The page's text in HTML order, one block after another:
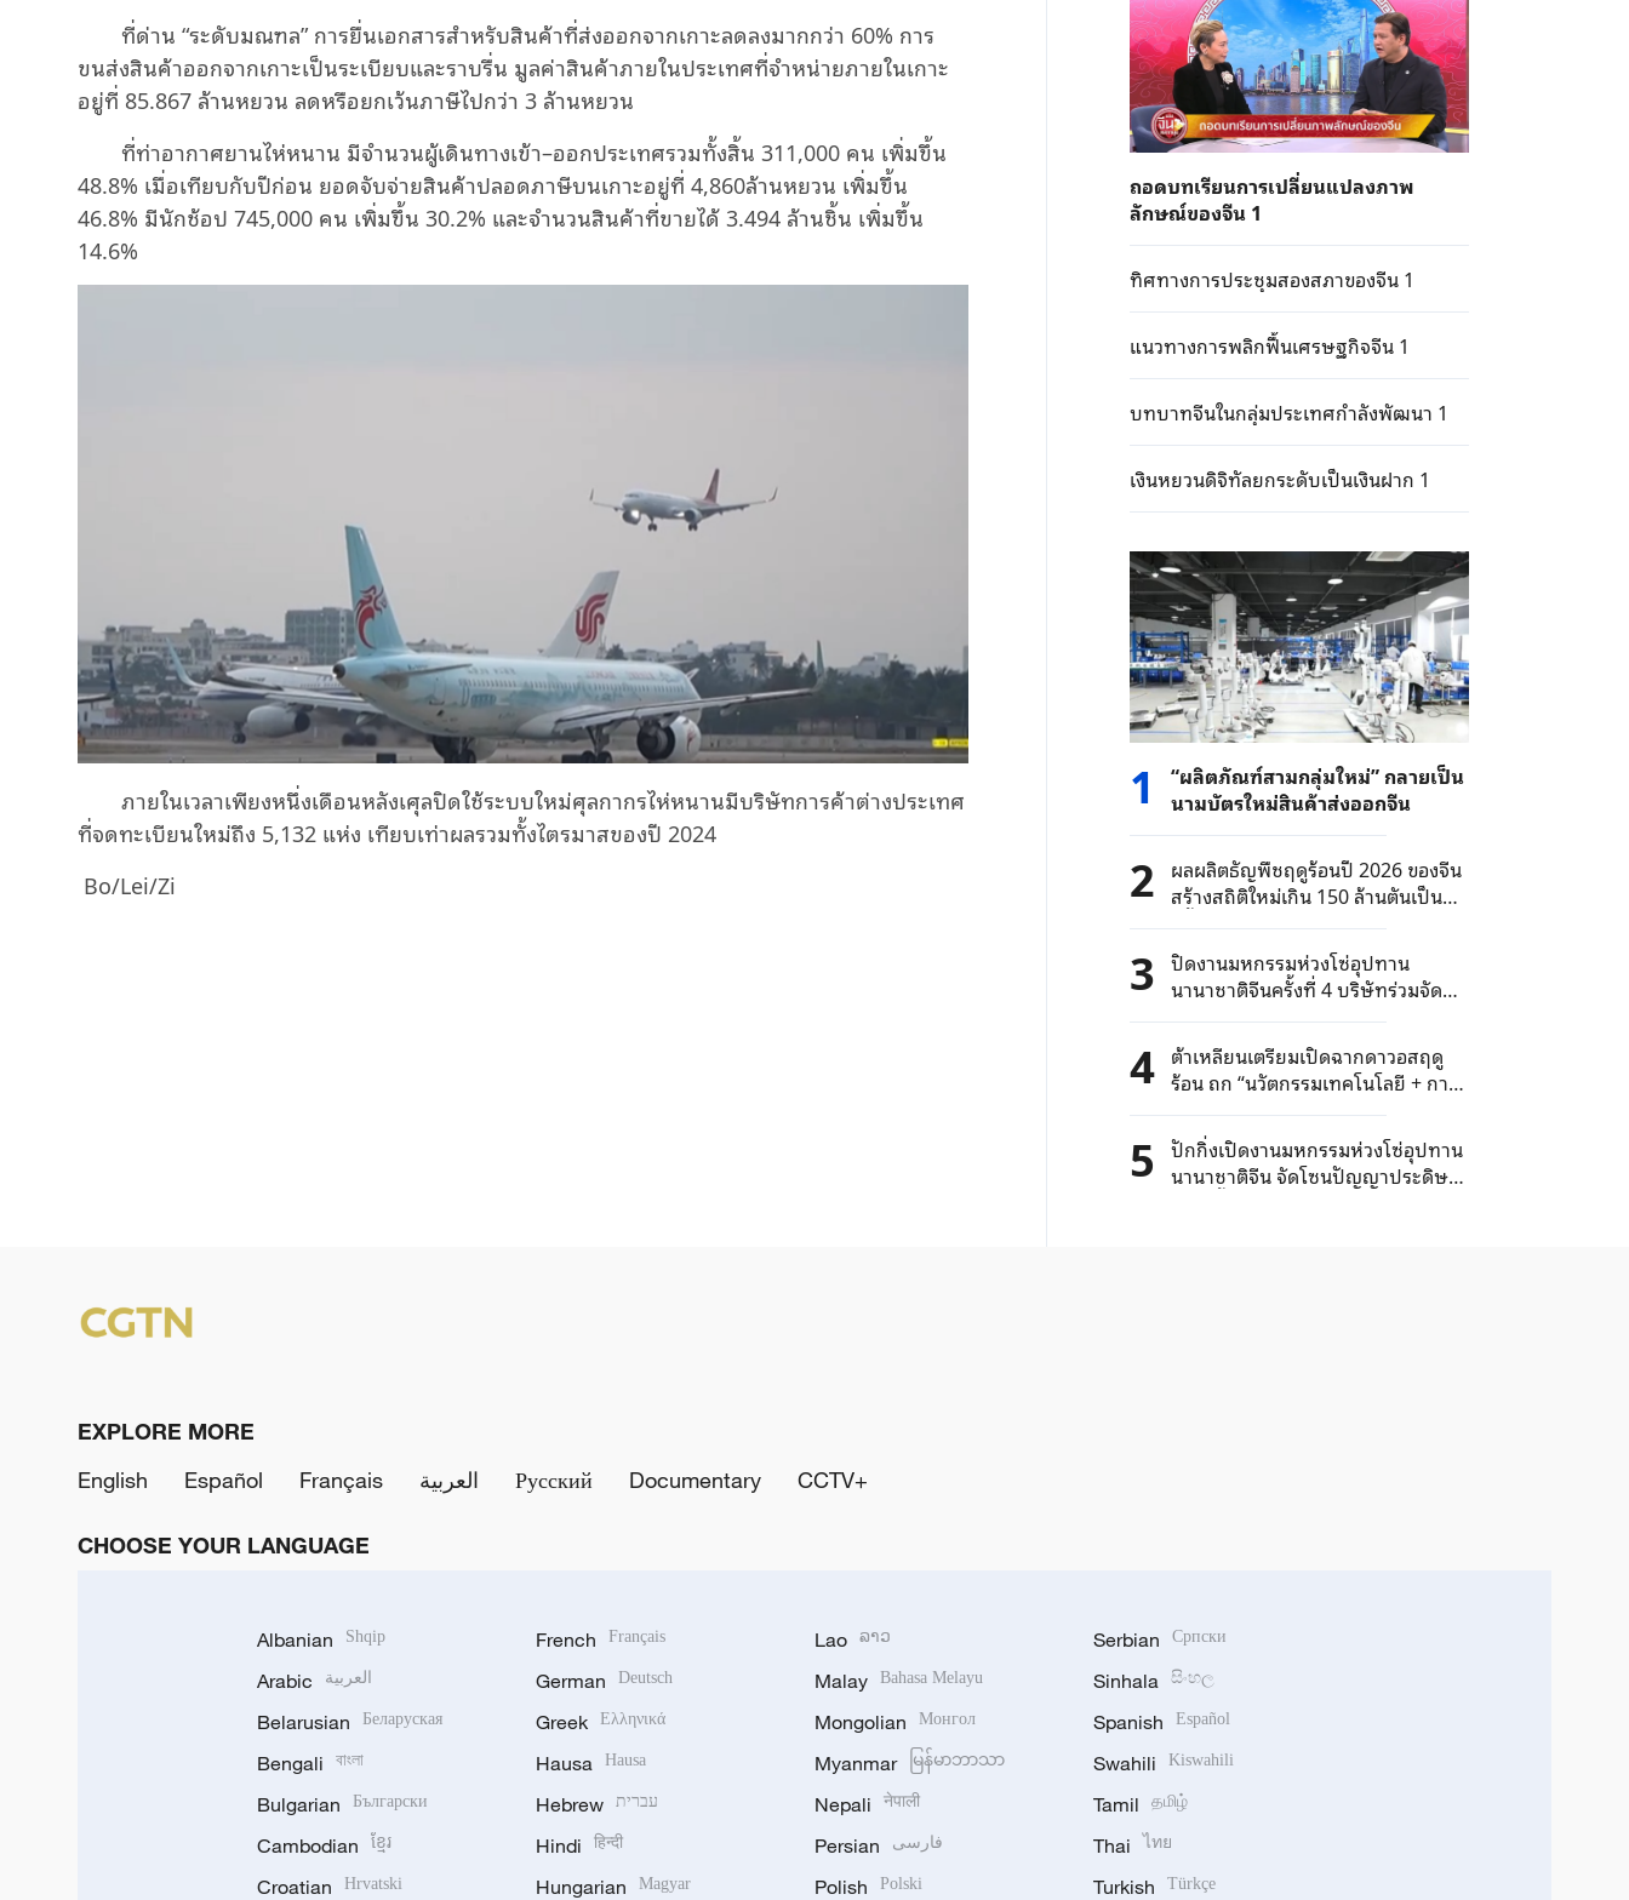
ที่ด่าน “ระดับมณฑล” การยื่นเอกสารสำหรับสินค้าที่ส่งออกจากเกาะลดลงมากกว่า 60% การ
ขนส่งสินค้าออกจากเกาะเป็นระเบียบและราบรื่น มูลค่าสินค้าภายในประเทศที่จำหน่ายภายในเกาะ
อยู่ที่ 85.867 ล้านหยวน ลดหรือยกเว้นภาษีไปกว่า 3 ล้านหยวน
ที่ท่าอากาศยานไห่หนาน มีจำนวนผู้เดินทางเข้า–ออกประเทศรวมทั้งสิ้น 311,000 คน เพิ่มขึ้น
48.8% เมื่อเทียบกับปีก่อน ยอดจับจ่ายสินค้าปลอดภาษีบนเกาะอยู่ที่ 4,860ล้านหยวน เพิ่มขึ้น
46.8% มีนักช้อป 745,000 คน เพิ่มขึ้น 30.2% และจำนวนสินค้าที่ขายได้ 3.494 ล้านชิ้น เพิ่มขึ้น
14.6%
ภายในเวลาเพียงหนึ่งเดือนหลังเศุลปิดใช้ระบบใหม่ศุลกากรไห่หนานมีบริษัทการค้าต่างประเทศ
ที่จดทะเบียนใหม่ถึง 5,132 แห่ง เทียบเท่าผลรวมทั้งไตรมาสของปี 2024
Bo/Lei/Zi
ถอดบทเรียนการเปลี่ยนแปลงภาพ
ลักษณ์ของจีน 1
ทิศทางการประชุมสองสภาของจีน 1
แนวทางการพลิกฟื้นเศรษฐกิจจีน 1
บทบาทจีนในกลุ่มประเทศกำลังพัฒนา 1
เงินหยวนดิจิทัลยกระดับเป็นเงินฝาก 1
1
“ผลิตภัณฑ์สามกลุ่มใหม่” กลายเป็น
นามบัตรใหม่สินค้าส่งออกจีน
2 ผลผลิตธัญพืชฤดูร้อนปี 2026 ของจีน
สร้างสถิติใหม่เกิน 150 ล้านตันเป็น
ครั้งแรก
3 ปิดงานมหกรรมห่วงโซ่อุปทาน
นานาชาติจีนครั้งที่ 4 บริษัทร่วมจัด
แสดงมากเป็นประวัติการณ์
4 ต้าเหลียนเตรียมเปิดฉากดาวอสฤดู
ร้อน ถก “นวัตกรรมเทคโนโลยี + การ
พัฒนาสีเขียวคาร์บอนต่ำ”
5 ปักกิ่งเปิดงานมหกรรมห่วงโซ่อุปทาน
นานาชาติจีน จัดโซนปัญญาประดิษฐ์
EXPLORE MORE
English
Español Français العربية Русский Documentary CCTV+
CHOOSE YOUR LANGUAGE
Albanian Shqip
Arabic العربية
Belarusian Беларуская
Bengali বাংলা
Bulgarian Български
Cambodian ខ្មែរ
Croatian Hrvatski
French Français
German Deutsch
Greek Ελληνικά
Hausa Hausa
Hebrew עברית
Hindi हिन्दी
Hungarian Magyar
Lao ລາວ
Malay Bahasa Melayu
Mongolian Монгол
Myanmar မြန်မာဘာသာ
Nepali नेपाली
Persian فارسی
Polish Polski
Serbian Српски
Sinhala සිංහල
Spanish Español
Swahili Kiswahili
Tamil தமிழ்
Thai ไทย
Turkish Türkçe